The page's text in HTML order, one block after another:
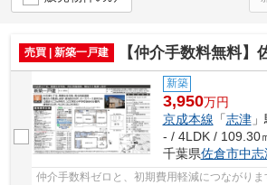
売買 | 新築一戸建 【仲介手数料無料】佐倉市中
新築
3,950万円
京成本線 「志津」
- / 4LDK / 109.30
千葉県佐倉市中志
仲介手数料ゼロと、初期費用軽減につながり